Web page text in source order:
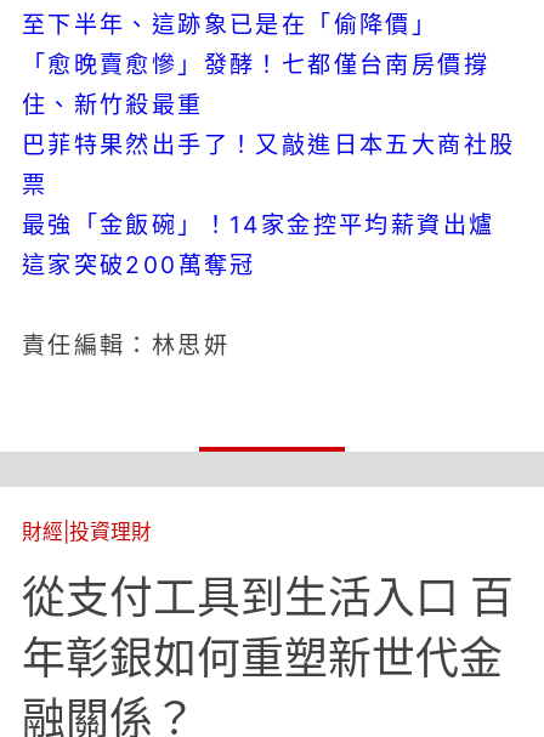
至下半年、這跡象已是在「偷降價」
「愈晚賣愈慘」發酵！七都僅台南房價撐
住、新竹殺最重
巴菲特果然出手了！又敲進日本五大商社股
票
最強「金飯碗」！14家金控平均薪資出爐
這家突破200萬奪冠
責任編輯：林思妍
財經 投資理財
從支付工具到生活入口 百
年彰銀如何重塑新世代金
融關係？